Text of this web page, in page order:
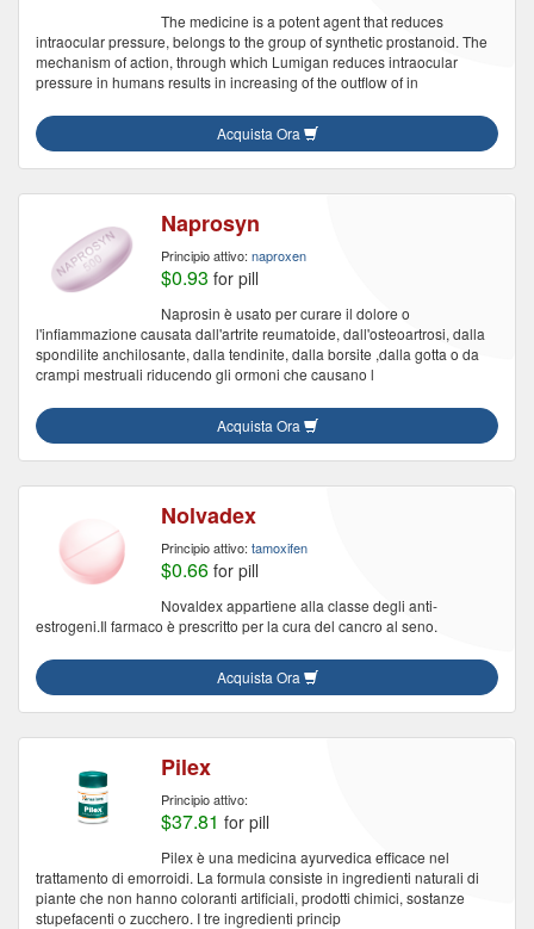
The medicine is a potent agent that reduces
intraocular pressure, belongs to the group of synthetic prostanoid. The
mechanism of action, through which Lumigan reduces intraocular
pressure in humans results in increasing of the outflow of in
Acquista Ora
Naprosyn
Principio attivo: naproxen
$0.93 for pill
Naprosin è usato per curare il dolore o
l'infiammazione causata dall'artrite reumatoide, dall'osteoartrosi, dalla
spondilite anchilosante, dalla tendinite, dalla borsite ,dalla gotta o da
crampi mestruali riducendo gli ormoni che causano l
Acquista Ora
Nolvadex
Principio attivo: tamoxifen
$0.66 for pill
Novaldex appartiene alla classe degli anti-
estrogeni.Il farmaco è prescritto per la cura del cancro al seno.
Acquista Ora
Pilex
Principio attivo:
$37.81 for pill
Pilex è una medicina ayurvedica efficace nel
trattamento di emorroidi. La formula consiste in ingredienti naturali di
piante che non hanno coloranti artificiali, prodotti chimici, sostanze
stupefacenti o zucchero. I tre ingredienti princip